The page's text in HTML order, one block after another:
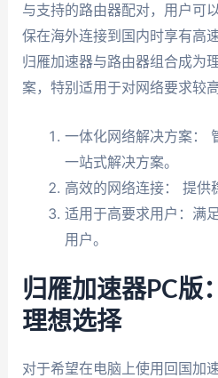
与支持的路由器配对，用户可
保在海外连接到国内时享有高
归雁加速器与路由器组合成为
案，特别适用于对网络要求较高
一体化网络解决方案：
一站式解决方案。
高效的网络连接： 提供
适用于高要求用户：满
用户。
归雁加速器PC版
理想选择
对于希望在电脑上使用回国加